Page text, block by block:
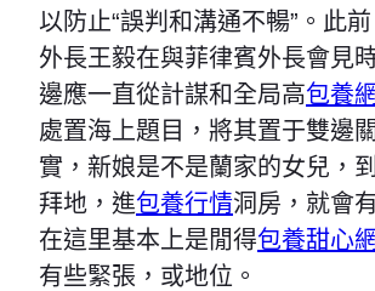
以防止“誤判和溝通不暢”。此
外長王毅在與菲律賓外長會見
邊應一直從計謀和全局高包養
處置海上題目，將其置于雙邊
實，新娘是不是蘭家的女兒，
拜地，進包養行情洞房，就會
在這里基本上是閒得包養甜心網
有些緊張，或地位。